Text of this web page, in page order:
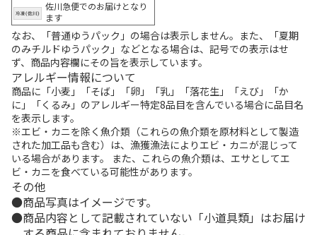
佐川急便でのお届けとなり
ます
なお、「普通ゆうパック」の場合は表示しません。また、「夏期
のみチルドゆうパック」などとなる場合は、記号での表示はせ
ず、商品内容欄にその旨を表示しています。
アレルギー情報について
商品に「小麦」「そば」「卵」「乳」「落花生」「えび」「か
に」「くるみ」のアレルギー特定8品目を含んでいる場合に品目名
を表示します。
※エビ・カニを除く魚介類（これらの魚介類を原材料として製造
された加工品も含む）は、漁獲漁法によりエビ・カニが混じって
いる場合があります。 また、これらの魚介類は、エサとしてエ
ビ・カニを食べている可能性があります。
その他
商品写真はイメージです。
商品内容として記載されていない「小道具類」はお届け